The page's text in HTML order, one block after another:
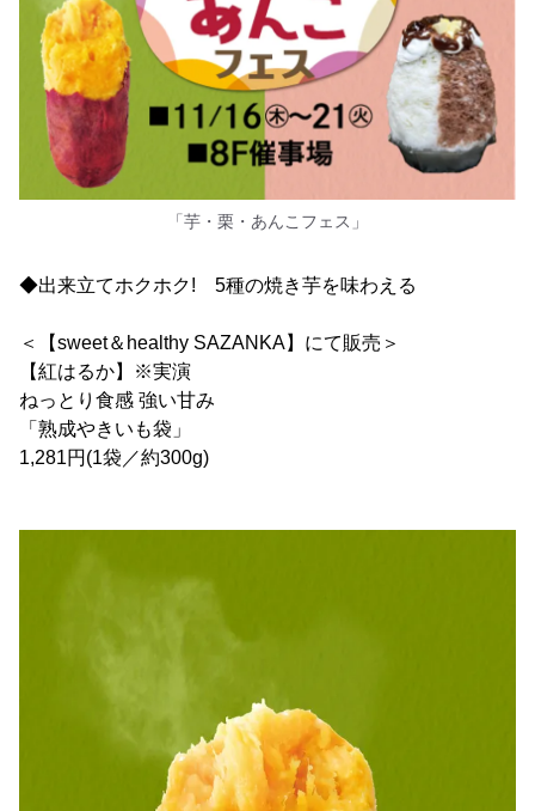
「芋・栗・あんこフェス」
◆出来立てホクホク! 5種の焼き芋を味わえる
＜【sweet＆healthy SAZANKA】にて販売＞
【紅はるか】※実演
ねっとり食感 強い甘み
「熟成やきいも袋」
1,281円(1袋／約300g)